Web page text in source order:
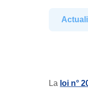
La loi n°